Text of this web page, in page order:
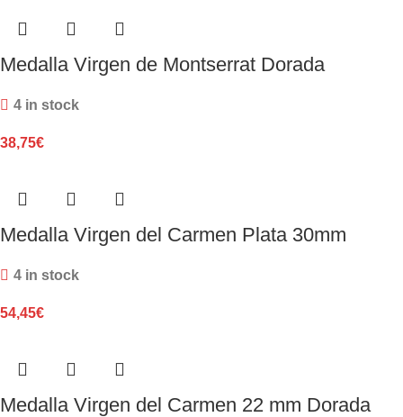
Medalla Virgen de Montserrat Dorada
4 in stock
38,75€
Medalla Virgen del Carmen Plata 30mm
4 in stock
54,45€
Medalla Virgen del Carmen 22 mm Dorada